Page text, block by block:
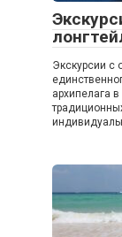
Экскурсии с
архипелага